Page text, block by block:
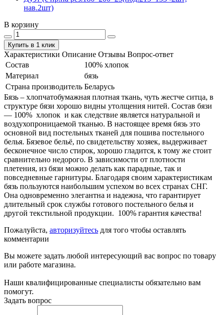
нав.2шт)
В корзину
Купить в 1 клик
Характеристики Описание Отзывы Вопрос-ответ
Состав
100% хлопок
Материал
бязь
Страна производитель Беларусь
Бязь – хлопчатобумажная плотная ткань, чуть жестче ситца, в
структуре бязи хорошо видны утолщения нитей. Состав бязи
― 100% хлопок и как следствие является натуральной и
воздухопроницаемой тканью. В настоящее время бязь это
основной вид постельных тканей для пошива постельного
белья. Бязевое бельё, по свидетельству хозяек, выдерживает
бесконечное число стирок, хорошо гладится, к тому же стоит
сравнительно недорого. В зависимости от плотности
плетения, из бязи можно делать как парадные, так и
повседневные гарнитуры. Благодаря своим характеристикам
бязь пользуются наибольшим успехом во всех странах СНГ.
Она одновременно элегантна и надежна, что гарантирует
длительный срок службы готового постельного белья и
другой текстильной продукции. 100% гарантия качества!
Пожалуйста, авторизуйтесь для того чтобы оставлять
комментарии
Вы можете задать любой интересующий вас вопрос по товару
или работе магазина.
Наши квалифицированные специалисты обязательно вам
помогут.
Задать вопрос